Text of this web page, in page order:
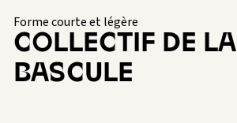
Forme courte et légère
COLLECTIF DE LA
BASCULE